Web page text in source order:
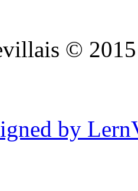
© 2015
by